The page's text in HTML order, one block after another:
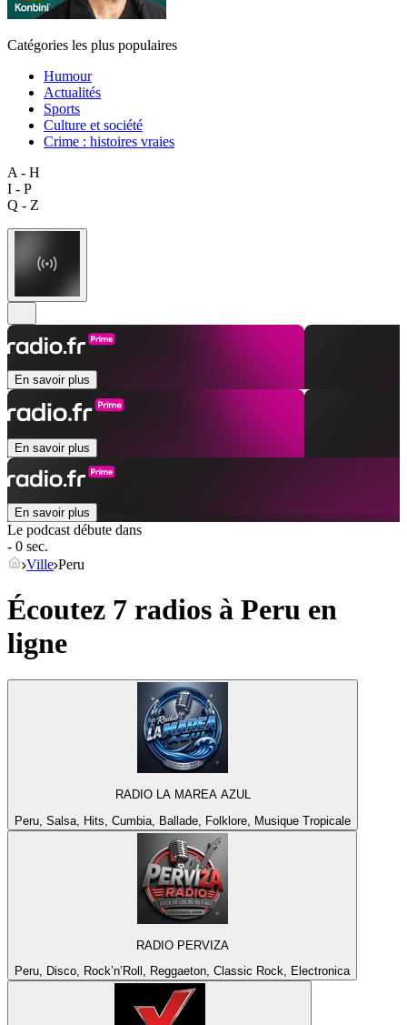
Catégories les plus populaires
Humour
Actualités
Sports
Culture et société
Crime : histoires vraies
A - H
I - P
Q - Z
En savoir plus
En savoir plus
En savoir plus
Le podcast débute dans
- 0 sec.
Ville Peru
Écoutez 7 radios à Peru en
ligne
RADIO LA MAREA AZUL
Peru, Salsa, Hits, Cumbia, Ballade, Folklore, Musique Tropicale
RADIO PERVIZA
Peru, Disco, Rock’n’Roll, Reggaeton, Classic Rock, Electronica